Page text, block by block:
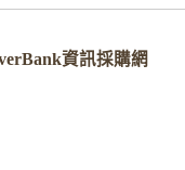
資訊採購網